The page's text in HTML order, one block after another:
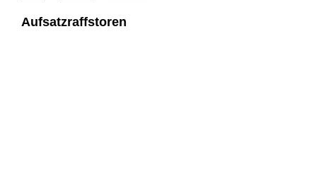
Aufsatzraffstoren